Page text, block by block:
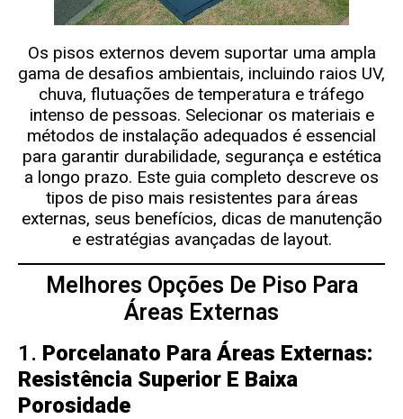
Os pisos externos devem suportar uma ampla
gama de desafios ambientais, incluindo raios UV,
chuva, flutuações de temperatura e tráfego
intenso de pessoas. Selecionar os materiais e
métodos de instalação adequados é essencial
para garantir durabilidade, segurança e estética
a longo prazo. Este guia completo descreve os
tipos de piso mais resistentes para áreas
externas, seus benefícios, dicas de manutenção
e estratégias avançadas de layout.
Melhores Opções De Piso Para
Áreas Externas
1. Porcelanato Para Áreas Externas:
Resistência Superior E Baixa
Porosidade